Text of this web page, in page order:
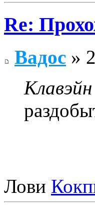
Re:
Вадос »
Лови